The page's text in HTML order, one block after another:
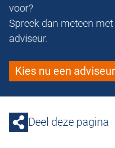
voor?
Spreek dan meteen
adviseur.
Kies nu een adviseur
Deel deze pagina